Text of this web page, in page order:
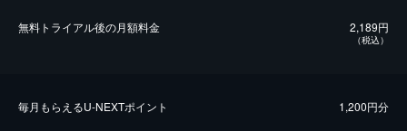
無料トライアル後の⽉額料金 2,189円
（税込）
毎⽉もらえるU-NEXTポイント 1,200円分